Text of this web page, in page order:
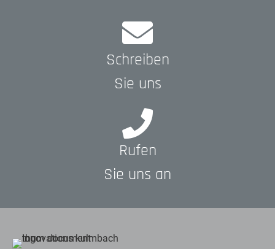
Schreiben
Sie uns
Rufen
Sie uns an